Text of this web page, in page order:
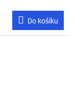
Do košíku